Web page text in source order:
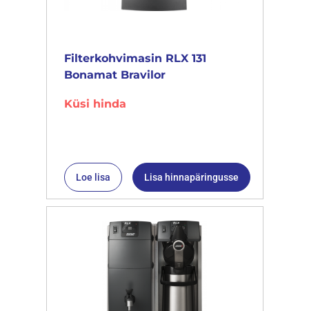
Filterkohvimasin RLX 131
Bonamat Bravilor
Küsi hinda
Loe lisa Lisa hinnapäringusse